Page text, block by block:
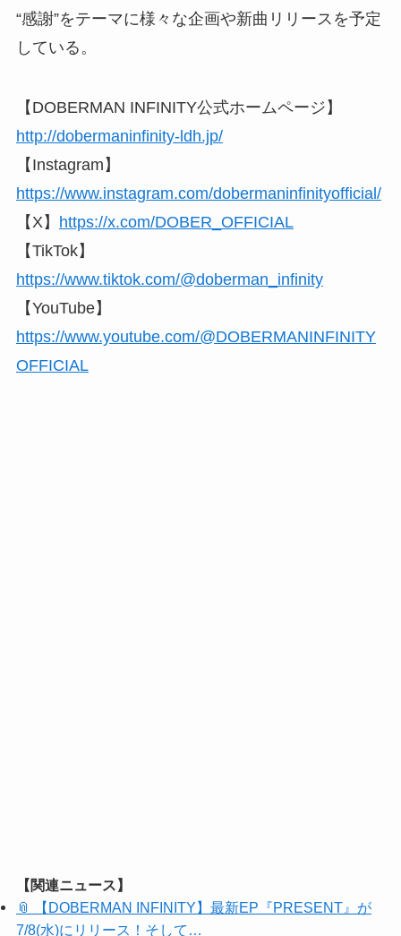
“感謝”をテーマに様々な企画や新曲リリースを予定
している。
【DOBERMAN INFINITY公式ホームページ】
http://dobermaninfinity-ldh.jp/
【Instagram】
https://www.instagram.com/dobermaninfinityofficial/
【X】
https://x.com/DOBER_OFFICIAL
【TikTok】
https://www.tiktok.com/@doberman_infinity
【YouTube】
https://www.youtube.com/@DOBERMANINFINITY
OFFICIAL
【関連ニュース】
📎 【DOBERMAN INFINITY】最新EP『PRESENT』が
7/8(水)にリリース！そして…